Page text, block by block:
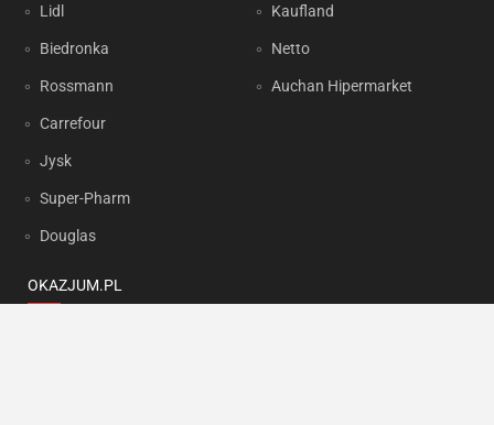
Lidl
Biedronka
Rossmann
Carrefour
Jysk
Super-Pharm
Douglas
Kaufland
Netto
Auchan Hipermarket
OKAZJUM.PL